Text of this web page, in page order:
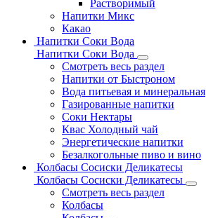
Растворимый
Напитки Микс
Какао
Напитки Соки Вода
Напитки Соки Вода
Смотреть весь раздел
Напитки от Быстроном
Вода питьевая и минеральная
Газированные напитки
Соки Нектары
Квас Холодный чай
Энергетические напитки
Безалкогольные пиво и вино
Колбасы Сосиски Деликатесы
Колбасы Сосиски Деликатесы
Смотреть весь раздел
Колбасы